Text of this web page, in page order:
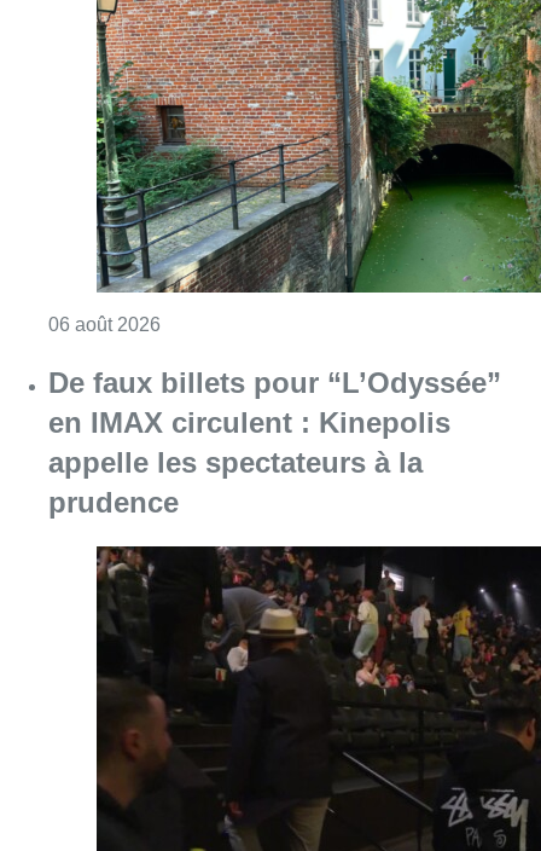
06 août 2026
De faux billets pour “L’Odyssée”
en IMAX circulent : Kinepolis
appelle les spectateurs à la
prudence